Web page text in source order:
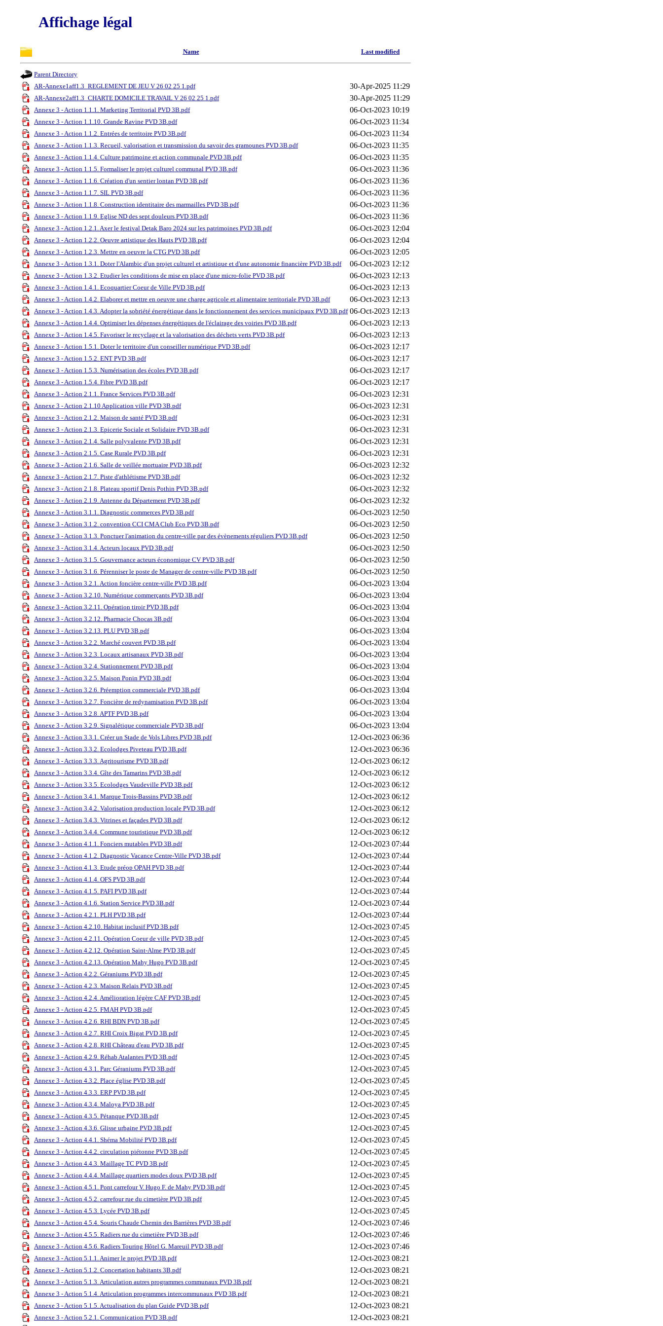
Affichage légal
Name Last modified
Parent Directory
AR-Annexe1aff1.3_REGLEMENT DE JEU V 26 02 25 1.pdf
30-Apr-2025 11:29
AR-Annexe2aff1.3_CHARTE DOMICILE TRAVAIL V 26 02 25 1.pdf 30-Apr-2025 11:29
Annexe 3 - Action 1.1.1. Marketing Territorial PVD 3B.pdf 06-Oct-2023 10:19
Annexe 3 - Action 1.1.10. Grande Ravine PVD 3B.pdf 06-Oct-2023 11:34
Annexe 3 - Action 1.1.2. Entrées de territoire PVD 3B.pdf 06-Oct-2023 11:34
Annexe 3 - Action 1.1.3. Recueil, valorisation et transmission du savoir des gramounes PVD 3B.pdf 06-Oct-2023 11:35
Annexe 3 - Action 1.1.4. Culture patrimoine et action communale PVD 3B.pdf 06-Oct-2023 11:35
Annexe 3 - Action 1.1.5. Formaliser le projet culturel communal PVD 3B.pdf 06-Oct-2023 11:36
Annexe 3 - Action 1.1.6. Création d'un sentier lontan PVD 3B.pdf 06-Oct-2023 11:36
Annexe 3 - Action 1.1.7. SIL PVD 3B.pdf 06-Oct-2023 11:36
Annexe 3 - Action 1.1.8. Construction identitaire des marmailles PVD 3B.pdf 06-Oct-2023 11:36
Annexe 3 - Action 1.1.9. Eglise ND des sept douleurs PVD 3B.pdf 06-Oct-2023 11:36
Annexe 3 - Action 1.2.1. Axer le festival Detak Baro 2024 sur les patrimoines PVD 3B.pdf 06-Oct-2023 12:04
Annexe 3 - Action 1.2.2. Oeuvre artistique des Hauts PVD 3B.pdf 06-Oct-2023 12:04
Annexe 3 - Action 1.2.3. Mettre en oeuvre la CTG PVD 3B.pdf 06-Oct-2023 12:05
Annexe 3 - Action 1.3.1. Doter l'Alambic d'un projet culturel et artistique et d'une autonomie financière PVD 3B.pdf 06-Oct-2023 12:12
Annexe 3 - Action 1.3.2. Etudier les conditions de mise en place d'une micro-folie PVD 3B.pdf 06-Oct-2023 12:13
Annexe 3 - Action 1.4.1. Ecoquartier Coeur de Ville PVD 3B.pdf 06-Oct-2023 12:13
Annexe 3 - Action 1.4.2. Elaborer et mettre en oeuvre une charge agricole et alimentaire territoriale PVD 3B.pdf 06-Oct-2023 12:13
Annexe 3 - Action 1.4.3. Adopter la sobriété énergétique dans le fonctionnement des services municipaux PVD 3B.pdf 06-Oct-2023 12:13
Annexe 3 - Action 1.4.4. Optimiser les dépenses énergétiques de l'éclairage des voiries PVD 3B.pdf 06-Oct-2023 12:13
Annexe 3 - Action 1.4.5. Favoriser le recyclage et la valorisation des déchets verts PVD 3B.pdf 06-Oct-2023 12:13
Annexe 3 - Action 1.5.1. Doter le territoire d'un conseiller numérique PVD 3B.pdf 06-Oct-2023 12:17
Annexe 3 - Action 1.5.2. ENT PVD 3B.pdf 06-Oct-2023 12:17
Annexe 3 - Action 1.5.3. Numérisation des écoles PVD 3B.pdf 06-Oct-2023 12:17
Annexe 3 - Action 1.5.4. Fibre PVD 3B.pdf 06-Oct-2023 12:17
Annexe 3 - Action 2.1.1. France Services PVD 3B.pdf 06-Oct-2023 12:31
Annexe 3 - Action 2.1.10 Application ville PVD 3B.pdf 06-Oct-2023 12:31
Annexe 3 - Action 2.1.2. Maison de santé PVD 3B.pdf 06-Oct-2023 12:31
Annexe 3 - Action 2.1.3. Epicerie Sociale et Solidaire PVD 3B.pdf 06-Oct-2023 12:31
Annexe 3 - Action 2.1.4. Salle polyvalente PVD 3B.pdf 06-Oct-2023 12:31
Annexe 3 - Action 2.1.5. Case Rurale PVD 3B.pdf 06-Oct-2023 12:31
Annexe 3 - Action 2.1.6. Salle de veillée mortuaire PVD 3B.pdf 06-Oct-2023 12:32
Annexe 3 - Action 2.1.7. Piste d'athlétisme PVD 3B.pdf 06-Oct-2023 12:32
Annexe 3 - Action 2.1.8. Plateau sportif Denis Pothin PVD 3B.pdf 06-Oct-2023 12:32
Annexe 3 - Action 2.1.9. Antenne du Département PVD 3B.pdf 06-Oct-2023 12:32
Annexe 3 - Action 3.1.1. Diagnostic commerces PVD 3B.pdf 06-Oct-2023 12:50
Annexe 3 - Action 3.1.2. convention CCI CMA Club Eco PVD 3B.pdf 06-Oct-2023 12:50
Annexe 3 - Action 3.1.3. Ponctuer l'animation du centre-ville par des évènements réguliers PVD 3B.pdf 06-Oct-2023 12:50
Annexe 3 - Action 3.1.4. Acteurs locaux PVD 3B.pdf 06-Oct-2023 12:50
Annexe 3 - Action 3.1.5. Gouvernance acteurs économique CV PVD 3B.pdf 06-Oct-2023 12:50
Annexe 3 - Action 3.1.6. Pérenniser le poste de Manager de centre-ville PVD 3B.pdf 06-Oct-2023 12:50
Annexe 3 - Action 3.2.1. Action foncière centre-ville PVD 3B.pdf 06-Oct-2023 13:04
Annexe 3 - Action 3.2.10. Numérique commerçants PVD 3B.pdf 06-Oct-2023 13:04
Annexe 3 - Action 3.2.11. Opération tiroir PVD 3B.pdf 06-Oct-2023 13:04
Annexe 3 - Action 3.2.12. Pharmacie Chocas 3B.pdf 06-Oct-2023 13:04
Annexe 3 - Action 3.2.13. PLU PVD 3B.pdf 06-Oct-2023 13:04
Annexe 3 - Action 3.2.2. Marché couvert PVD 3B.pdf 06-Oct-2023 13:04
Annexe 3 - Action 3.2.3. Locaux artisanaux PVD 3B.pdf 06-Oct-2023 13:04
Annexe 3 - Action 3.2.4. Stationnement PVD 3B.pdf 06-Oct-2023 13:04
Annexe 3 - Action 3.2.5. Maison Ponin PVD 3B.pdf 06-Oct-2023 13:04
Annexe 3 - Action 3.2.6. Préemption commerciale PVD 3B.pdf 06-Oct-2023 13:04
Annexe 3 - Action 3.2.7. Foncière de redynamisation PVD 3B.pdf 06-Oct-2023 13:04
Annexe 3 - Action 3.2.8. APTF PVD 3B.pdf 06-Oct-2023 13:04
Annexe 3 - Action 3.2.9. Signalétique commerciale PVD 3B.pdf 06-Oct-2023 13:04
Annexe 3 - Action 3.3.1. Créer un Stade de Vols Libres PVD 3B.pdf 12-Oct-2023 06:36
Annexe 3 - Action 3.3.2. Ecolodges Piveteau PVD 3B.pdf 12-Oct-2023 06:36
Annexe 3 - Action 3.3.3. Agritourisme PVD 3B.pdf 12-Oct-2023 06:12
Annexe 3 - Action 3.3.4. Gîte des Tamarins PVD 3B.pdf 12-Oct-2023 06:12
Annexe 3 - Action 3.3.5. Ecolodges Vaudeville PVD 3B.pdf 12-Oct-2023 06:12
Annexe 3 - Action 3.4.1. Marque Trois-Bassins PVD 3B.pdf 12-Oct-2023 06:12
Annexe 3 - Action 3.4.2. Valorisation production locale PVD 3B.pdf 12-Oct-2023 06:12
Annexe 3 - Action 3.4.3. Vitrines et façades PVD 3B.pdf 12-Oct-2023 06:12
Annexe 3 - Action 3.4.4. Commune touristique PVD 3B.pdf 12-Oct-2023 06:12
Annexe 3 - Action 4.1.1. Fonciers mutables PVD 3B.pdf 12-Oct-2023 07:44
Annexe 3 - Action 4.1.2. Diagnostic Vacance Centre-Ville PVD 3B.pdf 12-Oct-2023 07:44
Annexe 3 - Action 4.1.3. Etude préop OPAH PVD 3B.pdf 12-Oct-2023 07:44
Annexe 3 - Action 4.1.4. OFS PVD 3B.pdf 12-Oct-2023 07:44
Annexe 3 - Action 4.1.5. PAFI PVD 3B.pdf 12-Oct-2023 07:44
Annexe 3 - Action 4.1.6. Station Service PVD 3B.pdf 12-Oct-2023 07:44
Annexe 3 - Action 4.2.1. PLH PVD 3B.pdf 12-Oct-2023 07:44
Annexe 3 - Action 4.2.10. Habitat inclusif PVD 3B.pdf 12-Oct-2023 07:45
Annexe 3 - Action 4.2.11. Opération Coeur de ville PVD 3B.pdf 12-Oct-2023 07:45
Annexe 3 - Action 4.2.12. Opération Saint-Alme PVD 3B.pdf 12-Oct-2023 07:45
Annexe 3 - Action 4.2.13. Opération Mahy Hugo PVD 3B.pdf 12-Oct-2023 07:45
Annexe 3 - Action 4.2.2. Géraniums PVD 3B.pdf 12-Oct-2023 07:45
Annexe 3 - Action 4.2.3. Maison Relais PVD 3B.pdf 12-Oct-2023 07:45
Annexe 3 - Action 4.2.4. Amélioration légère CAF PVD 3B.pdf 12-Oct-2023 07:45
Annexe 3 - Action 4.2.5. FMAH PVD 3B.pdf 12-Oct-2023 07:45
Annexe 3 - Action 4.2.6. RHI BDN PVD 3B.pdf 12-Oct-2023 07:45
Annexe 3 - Action 4.2.7. RHI Croix Bigat PVD 3B.pdf 12-Oct-2023 07:45
Annexe 3 - Action 4.2.8. RHI Château d'eau PVD 3B.pdf 12-Oct-2023 07:45
Annexe 3 - Action 4.2.9. Réhab Atalantes PVD 3B.pdf 12-Oct-2023 07:45
Annexe 3 - Action 4.3.1. Parc Géraniums PVD 3B.pdf 12-Oct-2023 07:45
Annexe 3 - Action 4.3.2. Place église PVD 3B.pdf 12-Oct-2023 07:45
Annexe 3 - Action 4.3.3. ERP PVD 3B.pdf 12-Oct-2023 07:45
Annexe 3 - Action 4.3.4. Maloya PVD 3B.pdf 12-Oct-2023 07:45
Annexe 3 - Action 4.3.5. Pétanque PVD 3B.pdf 12-Oct-2023 07:45
Annexe 3 - Action 4.3.6. Glisse urbaine PVD 3B.pdf 12-Oct-2023 07:45
Annexe 3 - Action 4.4.1. Shéma Mobilité PVD 3B.pdf 12-Oct-2023 07:45
Annexe 3 - Action 4.4.2. circulation piétonne PVD 3B.pdf 12-Oct-2023 07:45
Annexe 3 - Action 4.4.3. Maillage TC PVD 3B.pdf 12-Oct-2023 07:45
Annexe 3 - Action 4.4.4. Maillage quartiers modes doux PVD 3B.pdf 12-Oct-2023 07:45
Annexe 3 - Action 4.5.1. Pont carrefour V. Hugo F. de Mahy PVD 3B.pdf 12-Oct-2023 07:45
Annexe 3 - Action 4.5.2. carrefour rue du cimetière PVD 3B.pdf 12-Oct-2023 07:45
Annexe 3 - Action 4.5.3. Lycée PVD 3B.pdf 12-Oct-2023 07:45
Annexe 3 - Action 4.5.4. Souris Chaude Chemin des Barrières PVD 3B.pdf 12-Oct-2023 07:46
Annexe 3 - Action 4.5.5. Radiers rue du cimetière PVD 3B.pdf 12-Oct-2023 07:46
Annexe 3 - Action 4.5.6. Radiers Touring Hôtel G. Mareuil PVD 3B.pdf 12-Oct-2023 07:46
Annexe 3 - Action 5.1.1. Animer le projet PVD 3B.pdf 12-Oct-2023 08:21
Annexe 3 - Action 5.1.2. Concertation habitants 3B.pdf 12-Oct-2023 08:21
Annexe 3 - Action 5.1.3. Articulation autres programmes communaux PVD 3B.pdf 12-Oct-2023 08:21
Annexe 3 - Action 5.1.4. Articulation programmes intercommunaux PVD 3B.pdf 12-Oct-2023 08:21
Annexe 3 - Action 5.1.5. Actualisation du plan Guide PVD 3B.pdf 12-Oct-2023 08:21
Annexe 3 - Action 5.2.1. Communication PVD 3B.pdf 12-Oct-2023 08:21